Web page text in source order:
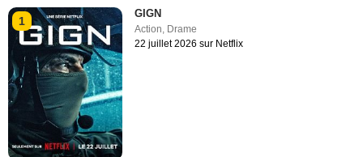
1
GIGN
Action, Drame
22 juillet 2026 sur Netflix